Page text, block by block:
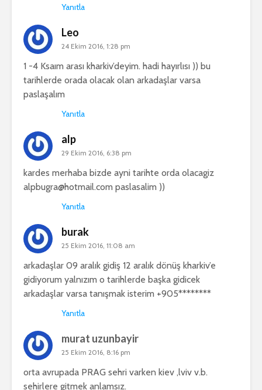
Yanıtla
Leo
24 Ekim 2016, 1:28 pm
1 -4 Ksaım arası kharkiv’deyim. hadi hayırlısı )) bu
tarihlerde orada olacak olan arkadaşlar varsa
paslaşalım
Yanıtla
alp
29 Ekim 2016, 6:38 pm
kardes merhaba bizde ayni tarihte orda olacagiz
alpbugra@hotmail.com paslasalim ))
Yanıtla
burak
25 Ekim 2016, 11:08 am
arkadaşlar 09 aralık gidiş 12 aralık dönüş kharkiv’e
gidiyorum yalnızım o tarihlerde başka gidicek
arkadaşlar varsa tanışmak isterim +905********
Yanıtla
murat uzunbayir
25 Ekim 2016, 8:16 pm
orta avrupada PRAG sehri varken kiev ,lviv v.b.
sehirlere gitmek anlamsız.